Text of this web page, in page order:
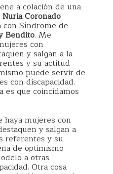
a colación de una
Nuria Coronado
Síndrome de
Bendito. Me
con
y salgan a la
y su actitud
puede servir de
con discapacidad.
es que coincidamos
haya mujeres con
y salgan a
referentes y su
de optimismo
a otras
Otra cosa